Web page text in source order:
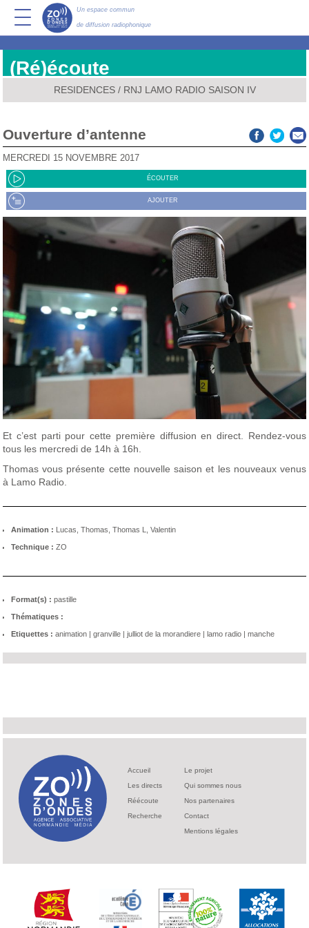
Un espace commun
de diffusion radiophonique
(Ré)écoute
RESIDENCES/ RNJ LAMO RADIO SAISON IV
Ouverture d’antenne
MERCREDI 15 NOVEMBRE 2017
ÉCOUTER
AJOUTER
Et c’est parti pour cette première diffusion en direct. Rendez-vous
tous les mercredi de 14h à 16h.
Thomas vous présente cette nouvelle saison et les nouveaux venus
à Lamo Radio.
Animation : Lucas, Thomas, Thomas L, Valentin
Technique : ZO
Format(s) : pastille
Thématiques :
Etiquettes : animation granville julliot de la morandiere lamo radio manche
Accueil
Les directs
Réécoute
Recherche
Le projet
Qui sommes nous
Nos partenaires
Contact
Mentions légales